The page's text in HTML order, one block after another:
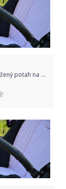
Ma-tata.cz Kožený potah na madlo kočárku - dítě Značka kočárku: Maxi-Cosi, Barva: černá, Model kočárku: Mura 4